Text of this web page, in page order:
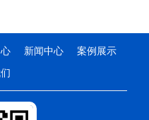
新闻中心
案例展示